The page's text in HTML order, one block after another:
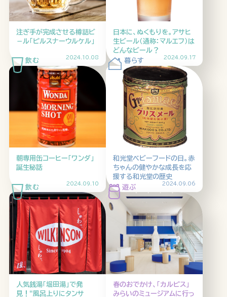
注ぎ手が完成させる樽詰ビ
－ル「ピルスナーウルケル」
2024.10.08
日本に、ぬくもりを。アサヒ
生ビール（通称：マルエフ）は
どんなビール？
2024.09.17
朝専用缶コーヒー「ワンダ」
誕生秘話
2024.09.10
和光堂ベビーフードの日。赤
ちゃんの健やかな成長を応
援する和光堂の歴史
2024.09.06
人気銭湯「堀田湯」で発
見！“風呂上りにタンサ
春のおでかけ、「カルピス」
みらいのミュージアムに行っ